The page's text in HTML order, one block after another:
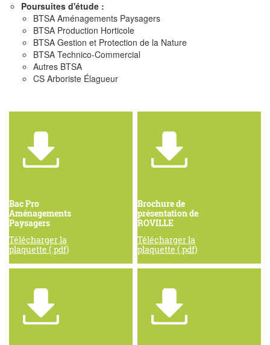
Poursuites d'étude :
BTSA Aménagements Paysagers
BTSA Production Horticole
BTSA Gestion et Protection de la Nature
BTSA Technico-Commercial
Autres BTSA
CS Arboriste Élagueur
Bac Pro
Aménagements
Paysagers
Télécharger la
plaquette (.pdf)
Brochure de
présentation de
ROVILLE
Télécharger la
plaquette (.pdf)